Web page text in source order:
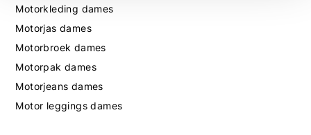
Motorkleding dames
Motorjas dames
Motorbroek dames
Motorpak dames
Motorjeans dames
Motor leggings dames